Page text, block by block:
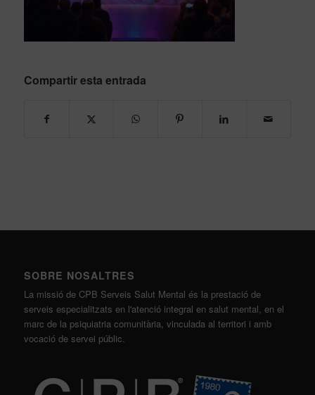
Compartir esta entrada
SOBRE NOSALTRES
La missió de CPB Serveis Salut Mental és la prestació de
serveis especialitzats en l'atenció integral en salut mental, en el
marc de la psiquiatria comunitària, vinculada al territori i amb
vocació de servei públic.